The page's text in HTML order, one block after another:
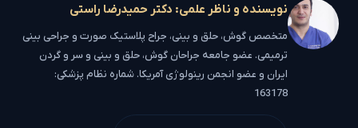
نویسنده و ناظر علمی: دکتر حمیدرضا راستی
متخصص گوش، حلق و بینی، جراح پلاستیک صورت و جراحی بینی
ترمیمی. عضو جامعه جراحان گوش، حلق و بینی و سر و گردن
ایران و عضو انجمن رینولوژی آمریکا. شماره نظام پزشکی:
163178